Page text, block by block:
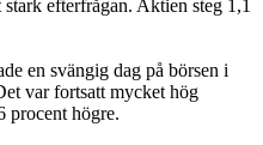
efterfrågan. Aktien steg 1,1
en svängig dag på börsen i
var fortsatt mycket hög
procent högre.